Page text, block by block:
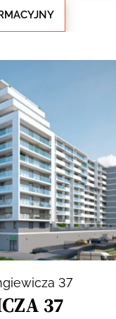
37
37